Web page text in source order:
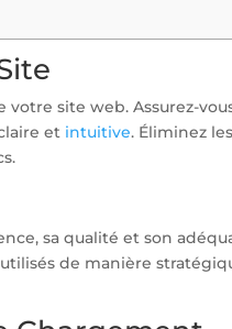
site web. Assurez-
et intuitive. Éliminez
sa qualité et son
de manière